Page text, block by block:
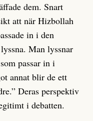
dem. Snart
att när Hizbollah
in i den
Man lyssnar
passar in i
annat blir de ett
Deras perspektiv
i debatten.